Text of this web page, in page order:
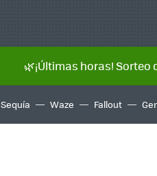
🌿¡Últimas horas!
Sequía Waze Fallout